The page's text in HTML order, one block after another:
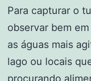
Para capturar o
observar bem
as águas mais
lago ou locais
procurando